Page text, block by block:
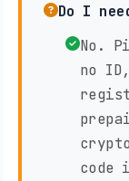
Do I
No.
no
code